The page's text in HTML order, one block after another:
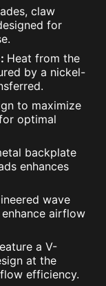
claw
for
Heat from the
by a nickel-
to maximize
optimal
backplate
enhances
wave
airflow
a V-
at the
efficiency.